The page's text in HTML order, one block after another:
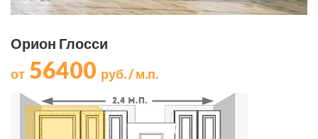
Орион Глосси
от 56400 руб. / м.п.